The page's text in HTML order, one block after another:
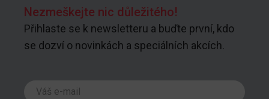
Nezmeškejte nic důležitého!
Přihlaste se k newsletteru a buďte první, kdo
se dozví o novinkách a speciálních akcích.